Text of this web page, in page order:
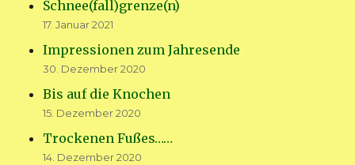
Schnee(fall)grenze(n)
17. Januar 2021
Impressionen zum Jahresende
30. Dezember 2020
Bis auf die Knochen
15. Dezember 2020
Trockenen Fußes……
14. Dezember 2020